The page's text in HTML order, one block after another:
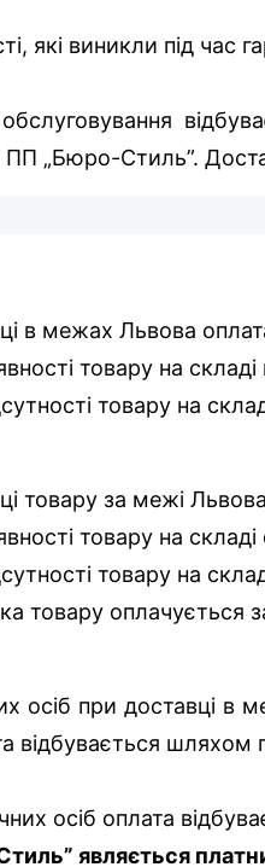
які виникли під час
обслуговування
ПП „Бюро-Стиль”.
в межах Львова
товару на
товару на
товару за межі
товару на
товару на
товару оплачується
осіб при доставці в
відбувається
осіб оплата
являється